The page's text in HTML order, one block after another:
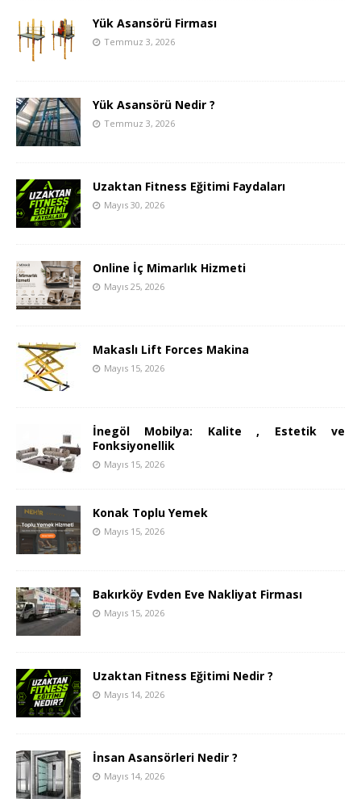
Yük Asansörü Firması
Temmuz 3, 2026
Yük Asansörü Nedir ?
Temmuz 3, 2026
Uzaktan Fitness Eğitimi Faydaları
Mayıs 30, 2026
Online İç Mimarlık Hizmeti
Mayıs 25, 2026
Makaslı Lift Forces Makina
Mayıs 15, 2026
İnegöl Mobilya: Kalite , Estetik ve
Fonksiyonellik
Mayıs 15, 2026
Konak Toplu Yemek
Mayıs 15, 2026
Bakırköy Evden Eve Nakliyat Firması
Mayıs 15, 2026
Uzaktan Fitness Eğitimi Nedir ?
Mayıs 14, 2026
İnsan Asansörleri Nedir ?
Mayıs 14, 2026